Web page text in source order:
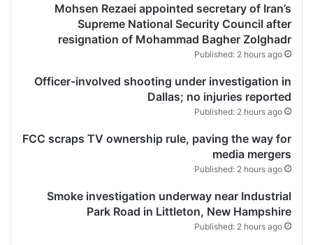
Mohsen Rezaei appointed secretary of Iran’s
Supreme National Security Council after
resignation of Mohammad Bagher Zolghadr
Published: 2 hours ago
Officer-involved shooting under investigation in
Dallas; no injuries reported
Published: 2 hours ago
FCC scraps TV ownership rule, paving the way for
media mergers
Published: 2 hours ago
Smoke investigation underway near Industrial
Park Road in Littleton, New Hampshire
Published: 2 hours ago